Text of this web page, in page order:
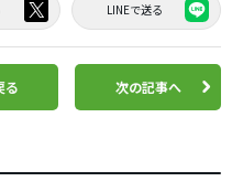
LINEで送る
る 次の記事へ